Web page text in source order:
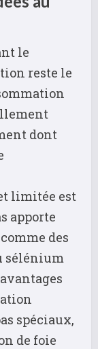
le
reste le
dont
limitée est
apporte
des
sélénium
spéciaux,
de foie